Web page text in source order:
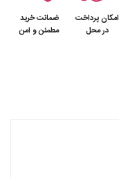
امکان پرداخت
در محل
ضمانت خرید
مطمئن و امن